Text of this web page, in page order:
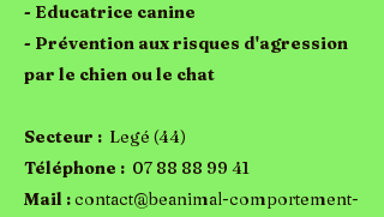
- Educatrice canine
- Prévention aux risques d'agression
par le chien ou le chat
Secteur : Legé (44)
Téléphone : 07 88 88 99 41
Mail :contact@beanimal-comportement-